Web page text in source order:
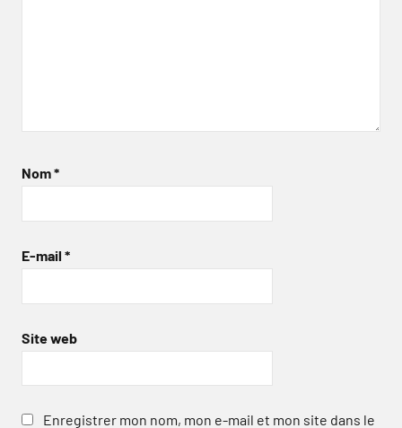
Nom*
E-mail *
Site web
Enregistrer mon nom, mon e-mail et mon site dans le